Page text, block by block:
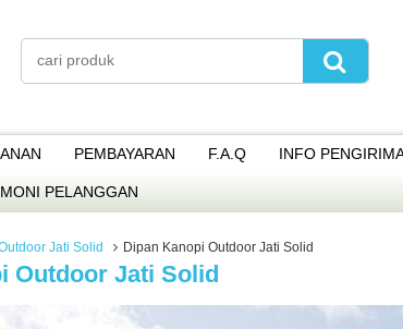
PEMBAYARAN F.A.Q INFO
PELANGGAN
Jati Solid Dipan Kanopi Outdoor Jati Solid
Outdoor Jati Solid